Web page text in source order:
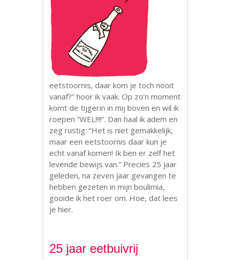
eetstoornis, daar kom je toch nooit
vanaf?” hoor ik vaak. Op zo’n moment
komt de tijgerin in mij boven en wil ik
roepen “WEL!!!!”. Dan haal ik adem en
zeg rustig: “Het is niet gemakkelijk,
maar een eetstoornis daar kun je
echt vanaf komen! Ik ben er zelf het
levende bewijs van.” Precies 25 jaar
geleden, na zeven jaar gevangen te
hebben gezeten in mijn boulimia,
gooide ik het roer om. Hoe, dat lees
je hier.
25 jaar eetbuivrij